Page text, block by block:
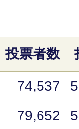
投票者数
74,537
79,652